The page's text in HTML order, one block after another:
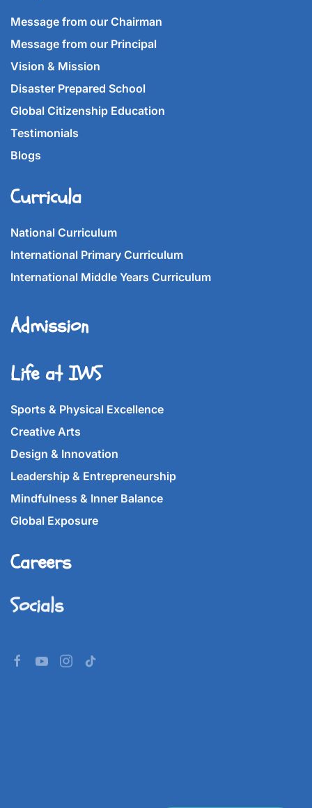
Message from our Chairman
Message from our Principal
Vision & Mission
Disaster Prepared School
Global Citizenship Education
Testimonials
Blogs
Curricula
National Curriculum
International Primary Curriculum
International Middle Years Curriculum
Admission
Life at IWS
Sports & Physical Excellence
Creative Arts
Design & Innovation
Leadership & Entrepreneurship
Mindfulness & Inner Balance
Global Exposure
Careers
Socials